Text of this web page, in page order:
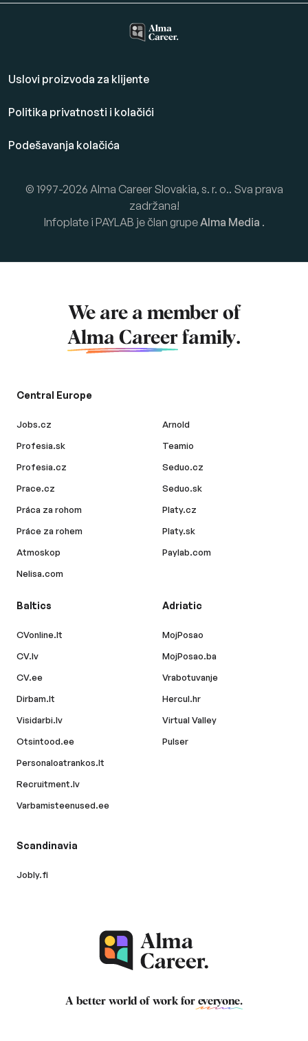
Uslovi proizvoda za klijente
Politika privatnosti i kolačići
Podešavanja kolačića
© 1997-2026 Alma Career Slovakia, s. r. o.. Sva prava
zadržana!
Infoplate i PAYLAB je član grupeAlma Media .
We are a member of
Alma Career family.
Central Europe
Jobs.cz
Profesia.sk
Profesia.cz
Prace.cz
Práca za rohom
Práce za rohem
Atmoskop
Nelisa.com
Arnold
Teamio
Seduo.cz
Seduo.sk
Platy.cz
Platy.sk
Paylab.com
Baltics
CVonline.lt
CV.lv
CV.ee
Dirbam.lt
Visidarbi.lv
Otsintood.ee
Personaloatrankos.lt
Recruitment.lv
Varbamisteenused.ee
Adriatic
MojPosao
MojPosao.ba
Vrabotuvanje
Hercul.hr
Virtual Valley
Pulser
Scandinavia
Jobly.fi
A better world of work for everyone.